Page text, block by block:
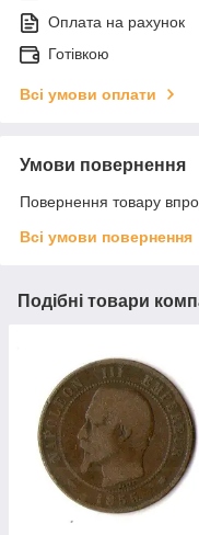
Оплата на рахунок
Готівкою
Всі умови оплати
Умови повернення
Повернення товару
Всі умови повернення
Подібні товари